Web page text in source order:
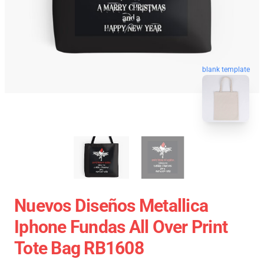
blank template
Nuevos Diseños Metallica
Iphone Fundas All Over Print
Tote Bag RB1608